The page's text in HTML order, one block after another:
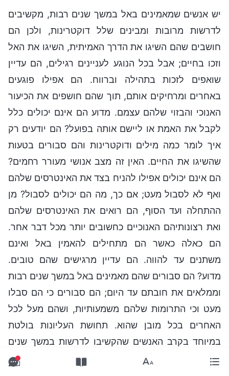
יש אנשים שמאמינים באל במשך שנים רבות, מקשיבים
לדרשות מרובות ומבינים שלל דוקטרינות, ולכן הם
חושבים שהם השיגו את הדרך האמיתית, השיגו את האל
וזכו בחיים; אבל בכל הנוגע לעניינים רגילים, הם עדיין
שואפים לזכות בתהילה וברווח. הם אפילו פוגעים
באחרים ומרחיקים אותם, תוך שהם חושפים את הכיעור
האנוכי והבזוי שלהם עצמם. מדוע הם אינם יכולים כלל
לקבל את האמת או ליישם אותה בפועל? הם יודעים רק
איך לומר כמה מילים ודוקטרינות והם סבורים בטעות
שהשיגו את החיים. האין זה מצב אנושי מעורר רחמים?
הם אינם יכולים אפילו להניח בצד את האינטרסים שלהם
ואף לא לסבול מעט; אם כך, מה הם יכולים לסבול? מן
ההתחלה ועד הסוף, הם רואים את האינטרסים שלהם
ואת רצונותיהם האנוכיים כחשובים יותר מכל דבר אחר.
הם כאלה כאשר הם מתחילים להאמין באל ואינם
משתנים עד להווה. הם עדיין מרגישים שהם טובים.
מדוע? הם סבורים שהם מאמינים באל במשך שנים רבות
וממלאים את חובתם עד היום; הם סבורים כי הם סבלו
מעט וכי התרומות שלהם משמעותיות, ושהם מעל לכל
האחרים בכל מובן שהוא. תחושת העליונות בולטת
במיוחד בקרב האנשים שהקשיבו לדרשות במשך שנים
רבות, והם סבורים בטעות שזכו באל. השבועות שהם